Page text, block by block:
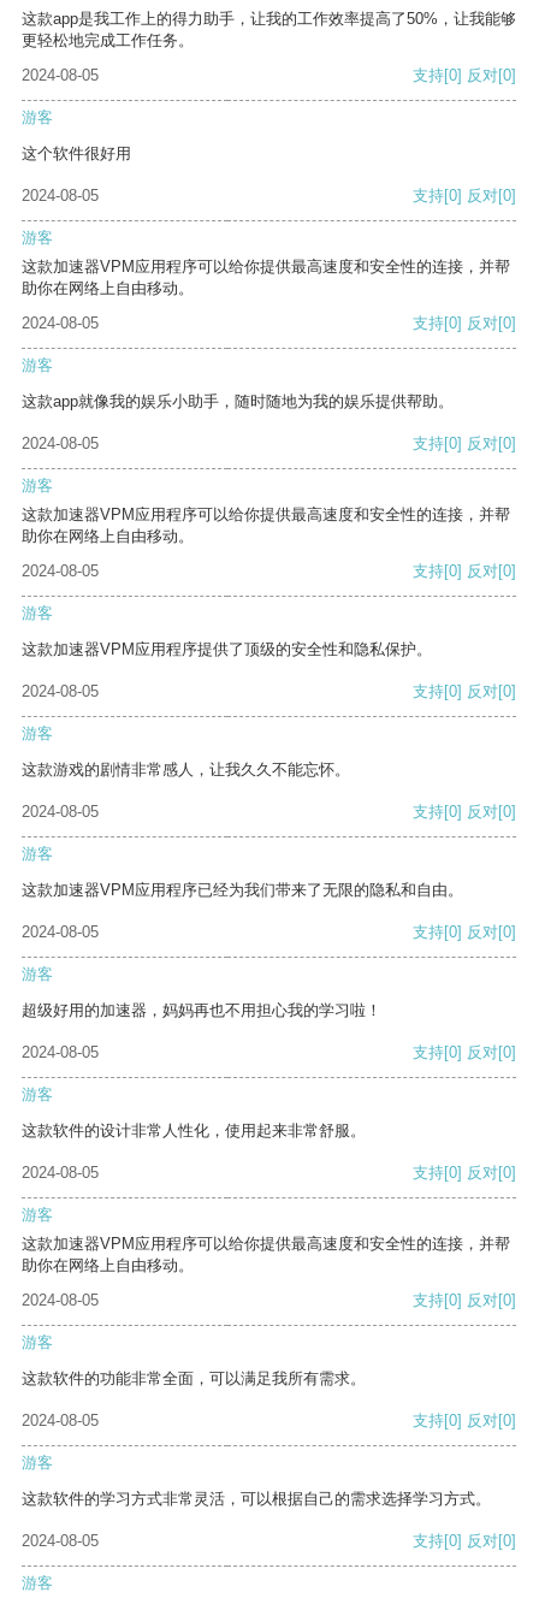
这款app是我工作上的得力助手，让我的工作效率提高了50%，让我能够
更轻松地完成工作任务。
2024-08-05
支持[0] 反对[0]
游客
这个软件很好用
2024-08-05 支持[0] 反对[0]
游客
这款加速器VPM应用程序可以给你提供最高速度和安全性的连接，并帮
助你在网络上自由移动。
2024-08-05
支持[0] 反对[0]
游客
这款app就像我的娱乐小助手，随时随地为我的娱乐提供帮助。
2024-08-05 支持[0] 反对[0]
游客
这款加速器VPM应用程序可以给你提供最高速度和安全性的连接，并帮
助你在网络上自由移动。
2024-08-05
支持[0] 反对[0]
游客
这款加速器VPM应用程序提供了顶级的安全性和隐私保护。
2024-08-05 支持[0] 反对[0]
游客
这款游戏的剧情非常感人，让我久久不能忘怀。
2024-08-05 支持[0] 反对[0]
游客
这款加速器VPM应用程序已经为我们带来了无限的隐私和自由。
2024-08-05 支持[0] 反对[0]
游客
超级好用的加速器，妈妈再也不用担心我的学习啦！
2024-08-05 支持[0] 反对[0]
游客
这款软件的设计非常人性化，使用起来非常舒服。
2024-08-05 支持[0] 反对[0]
游客
这款加速器VPM应用程序可以给你提供最高速度和安全性的连接，并帮
助你在网络上自由移动。
2024-08-05
支持[0] 反对[0]
游客
这款软件的功能非常全面，可以满足我所有需求。
2024-08-05 支持[0] 反对[0]
游客
这款软件的学习方式非常灵活，可以根据自己的需求选择学习方式。
2024-08-05 支持[0] 反对[0]
游客